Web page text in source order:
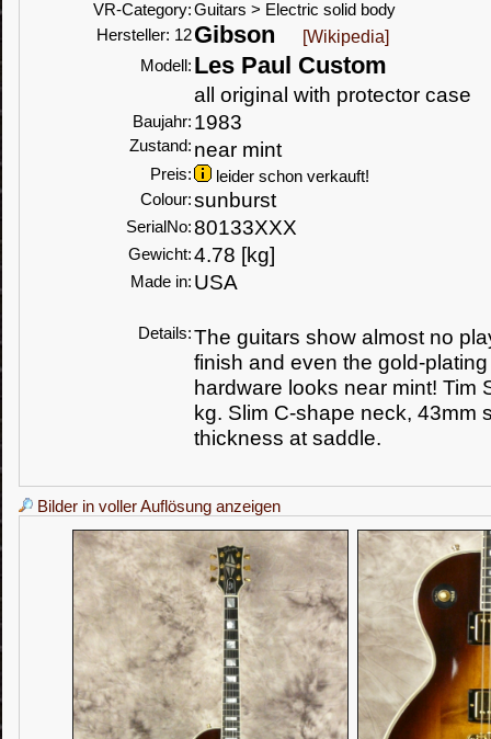
VR-Category:Guitars > Electric solid body
Hersteller: 12Gibson [Wikipedia]
Modell: Les Paul Custom
all original with protector case
Baujahr: 1983
Zustand: near mint
Preis:
leider schon verkauft!
Colour:sunburst
SerialNo:80133XXX
Gewicht:4.78 [kg]
Made in: USA
Details:The guitars show almost no
finish and even the gold-
hardware looks near mint! Tim
kg. Slim C-shape neck, 43mm
thickness at saddle.
Bilder in voller Auflösung anzeigen